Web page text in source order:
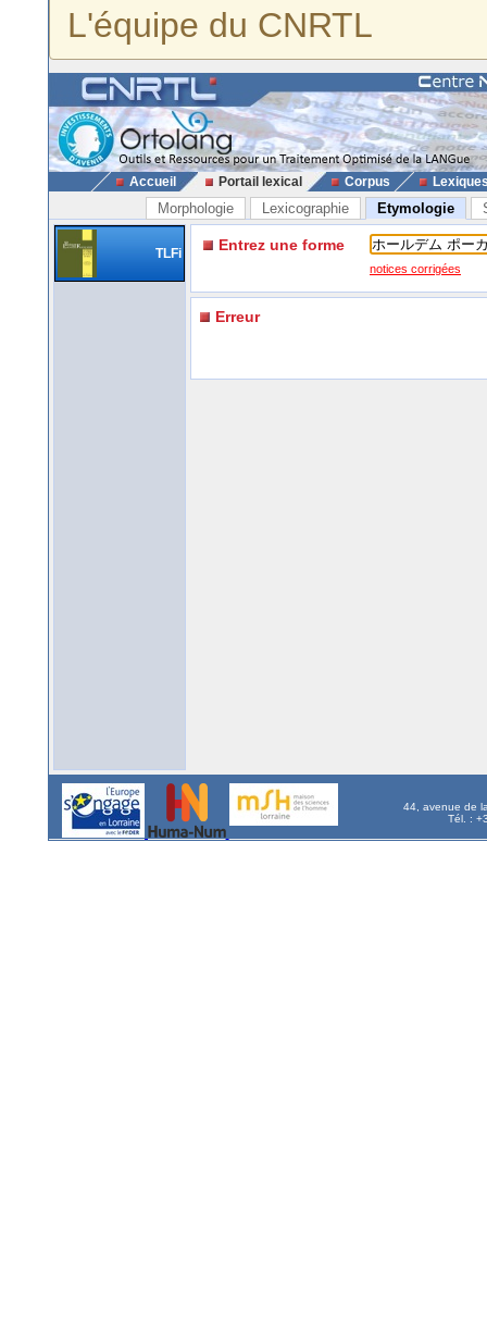
L'équipe du CNRTL
Accueil Portail lexical Corpus
Morphologie Lexicographie Etymologie
TLFi Entrez une forme
notices corrigées
Erreur
44, avenue de
Tél. :